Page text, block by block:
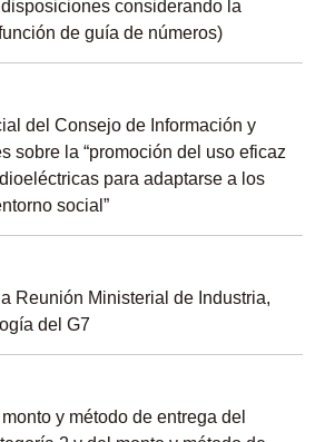
considerando la
de guía de números)
del Consejo de Información y
sobre la “promoción del uso eficaz
para adaptarse a los
social”
Reunión Ministerial de Industria,
del G7
y método de entrega del